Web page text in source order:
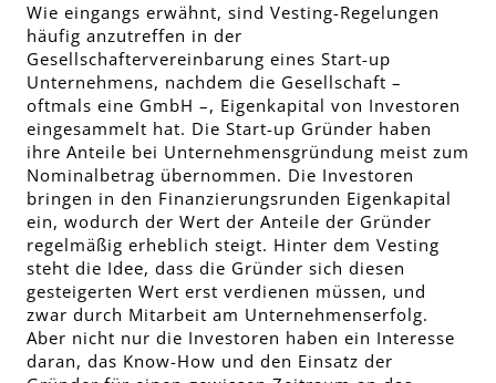
Wie eingangs erwähnt, sind Vesting-Regelungen
häufig anzutreffen in der
Gesellschaftervereinbarung eines Start-up
Unternehmens, nachdem die Gesellschaft –
oftmals eine GmbH –, Eigenkapital von Investoren
eingesammelt hat. Die Start-up Gründer haben
ihre Anteile bei Unternehmensgründung meist zum
Nominalbetrag übernommen. Die Investoren
bringen in den Finanzierungsrunden Eigenkapital
ein, wodurch der Wert der Anteile der Gründer
regelmäßig erheblich steigt. Hinter dem Vesting
steht die Idee, dass die Gründer sich diesen
gesteigerten Wert erst verdienen müssen, und
zwar durch Mitarbeit am Unternehmenserfolg.
Aber nicht nur die Investoren haben ein Interesse
daran, das Know-How und den Einsatz der